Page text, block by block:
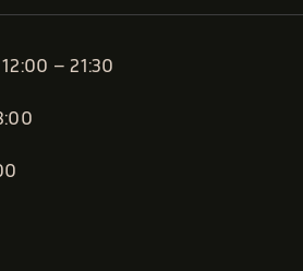
– 21:30